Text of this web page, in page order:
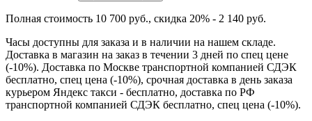
Полная стоимость 10 700 руб., скидка 20% - 2 140 руб.
Часы доступны для заказа и в наличии на нашем складе.
Доставка в магазин на заказ в течении 3 дней по спец цене
(-10%). Доставка по Москве транспортной компанией СДЭК
бесплатно, спец цена (-10%), срочная доставка в день заказа
курьером Яндекс такси - бесплатно, доставка по РФ
транспортной компанией СДЭК бесплатно, спец цена (-10%).